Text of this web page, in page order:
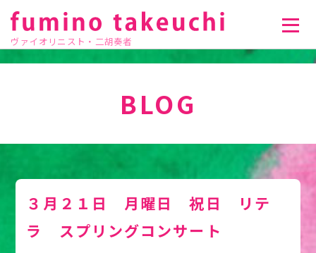
ヴァイオリニスト・二胡奏者
BLOG
３月２１日 月曜日 祝日 リテ
ラ スプリングコンサート